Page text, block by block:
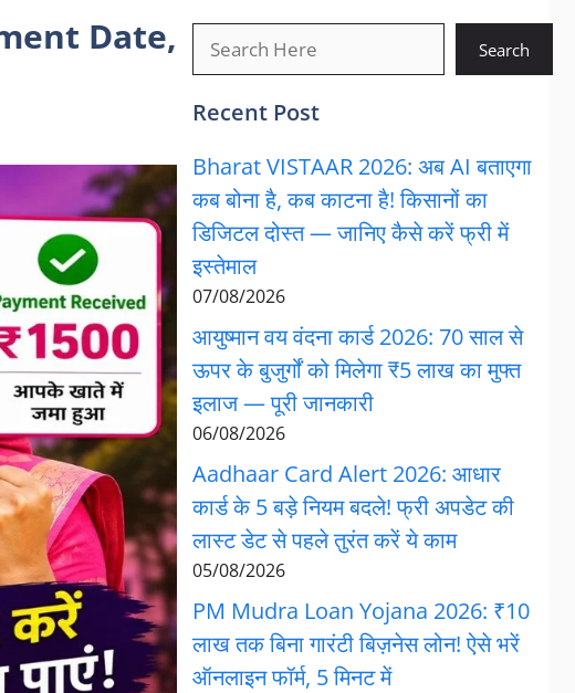
Date,
Search
Recent Post
Bharat VISTAAR 2026: अब AI बताएगा
कब बोना है, कब काटना है! किसानों का
डिजिटल दोस्त — जानिए कैसे करें फ्री में
इस्तेमाल
07/08/2026
आयुष्मान वय वंदना कार्ड 2026: 70 साल से
ऊपर के बुजुर्गों को मिलेगा ₹5 लाख का मुफ्त
इलाज — पूरी जानकारी
06/08/2026
Aadhaar Card Alert 2026: आधार
कार्ड के 5 बड़े नियम बदले! फ्री अपडेट की
लास्ट डेट से पहले तुरंत करें ये काम
05/08/2026
PM Mudra Loan Yojana 2026: ₹10
लाख तक बिना गारंटी बिज़नेस लोन! ऐसे भरें
ऑनलाइन फॉर्म, 5 मिनट में